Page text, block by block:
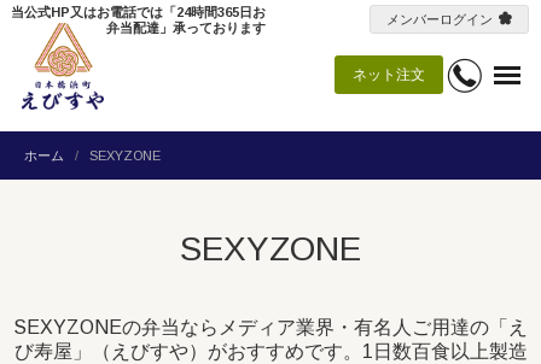
ネット注文
当公式HP又はお電話では「24時間365日お
弁当配達」承っております
メンバーログイン
ホーム SEXYZONE
SEXYZONE
SEXYZONEの弁当ならメディア業界・有名人ご用達の「え
び寿屋」（えびすや）がおすすめです。1日数百食以上製造